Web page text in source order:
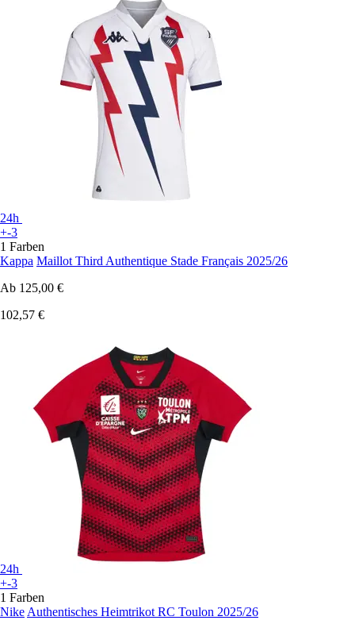
24h
+-3
1 Farben
Kappa Maillot Third Authentique Stade Français 2025/26
Ab 125,00 €
102,57 €
24h
+-3
1 Farben
Nike Authentisches Heimtrikot RC Toulon 2025/26